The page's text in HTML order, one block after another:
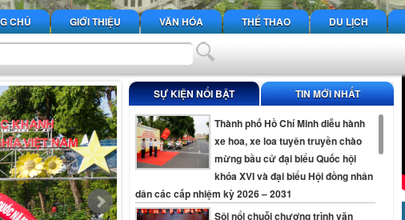
CHỦ GIỚI THIỆU VĂN HÓA THỂ THAO DU LỊCH
SỰ KIỆN NỔI BẬT TIN MỚI NHẤT
Thành phố Hồ Chí Minh diễu hành
xe hoa, xe loa tuyên truyền chào
mừng bầu cử đại biểu Quốc hội
khóa XVI và đại biểu Hội đồng nhân
dân các cấp nhiệm kỳ 2026 – 2031
Sôi nổi chuỗi chương trình văn